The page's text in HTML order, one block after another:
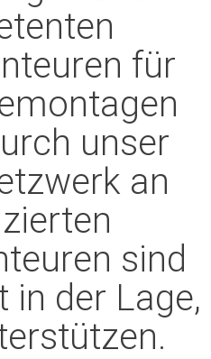
für
unser
an
sind
in der Lage,